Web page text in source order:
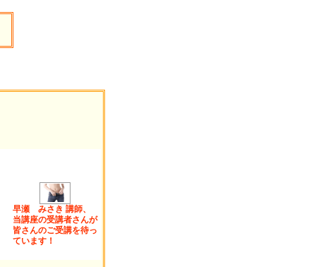
早瀬 みさき 講師、
当講座の受講者さんが
皆さんのご受講を待っ
ています！